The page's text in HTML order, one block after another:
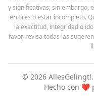
y significativas; sin embargo,
errores o estar incompleto.
la exactitud, integridad o
favor, revisa todas las
© 2026AllesGelingt!.
Hecho con ❤️